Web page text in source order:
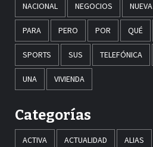
NACIONAL NEGOCIOS NUEVA
PARA PERO POR QUÉ
SPORTS SUS TELEFÓNICA
UNA VIVIENDA
Categorías
ACTIVA ACTUALIDAD ALIAS